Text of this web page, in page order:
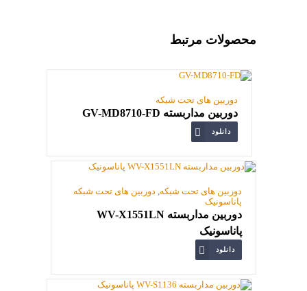
محصولات مرتبط
دوربین های تحت شبکه
دوربین مداربسته GV-MD8710-FD
دانلود
دوربین های تحت شبکه, دوربین های تحت شبکه
پاناسونیک
دوربین مداربسته WV-X1551LN
پاناسونیک
دانلود